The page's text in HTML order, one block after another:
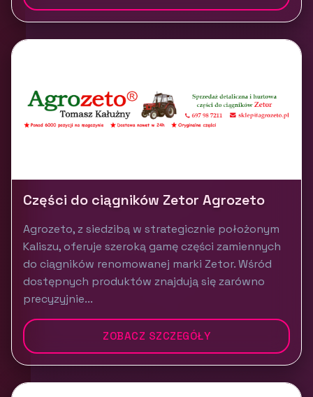
Części do ciągników Zetor Agrozeto
Agrozeto, z siedzibą w strategicznie położonym
Kaliszu, oferuje szeroką gamę części zamiennych
do ciągników renomowanej marki Zetor. Wśród
dostępnych produktów znajdują się zarówno
precyzyjnie...
ZOBACZ SZCZEGÓŁY